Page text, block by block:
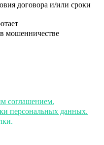
договора и/или сроки
мошенничестве
соглашением.
персональных данных.